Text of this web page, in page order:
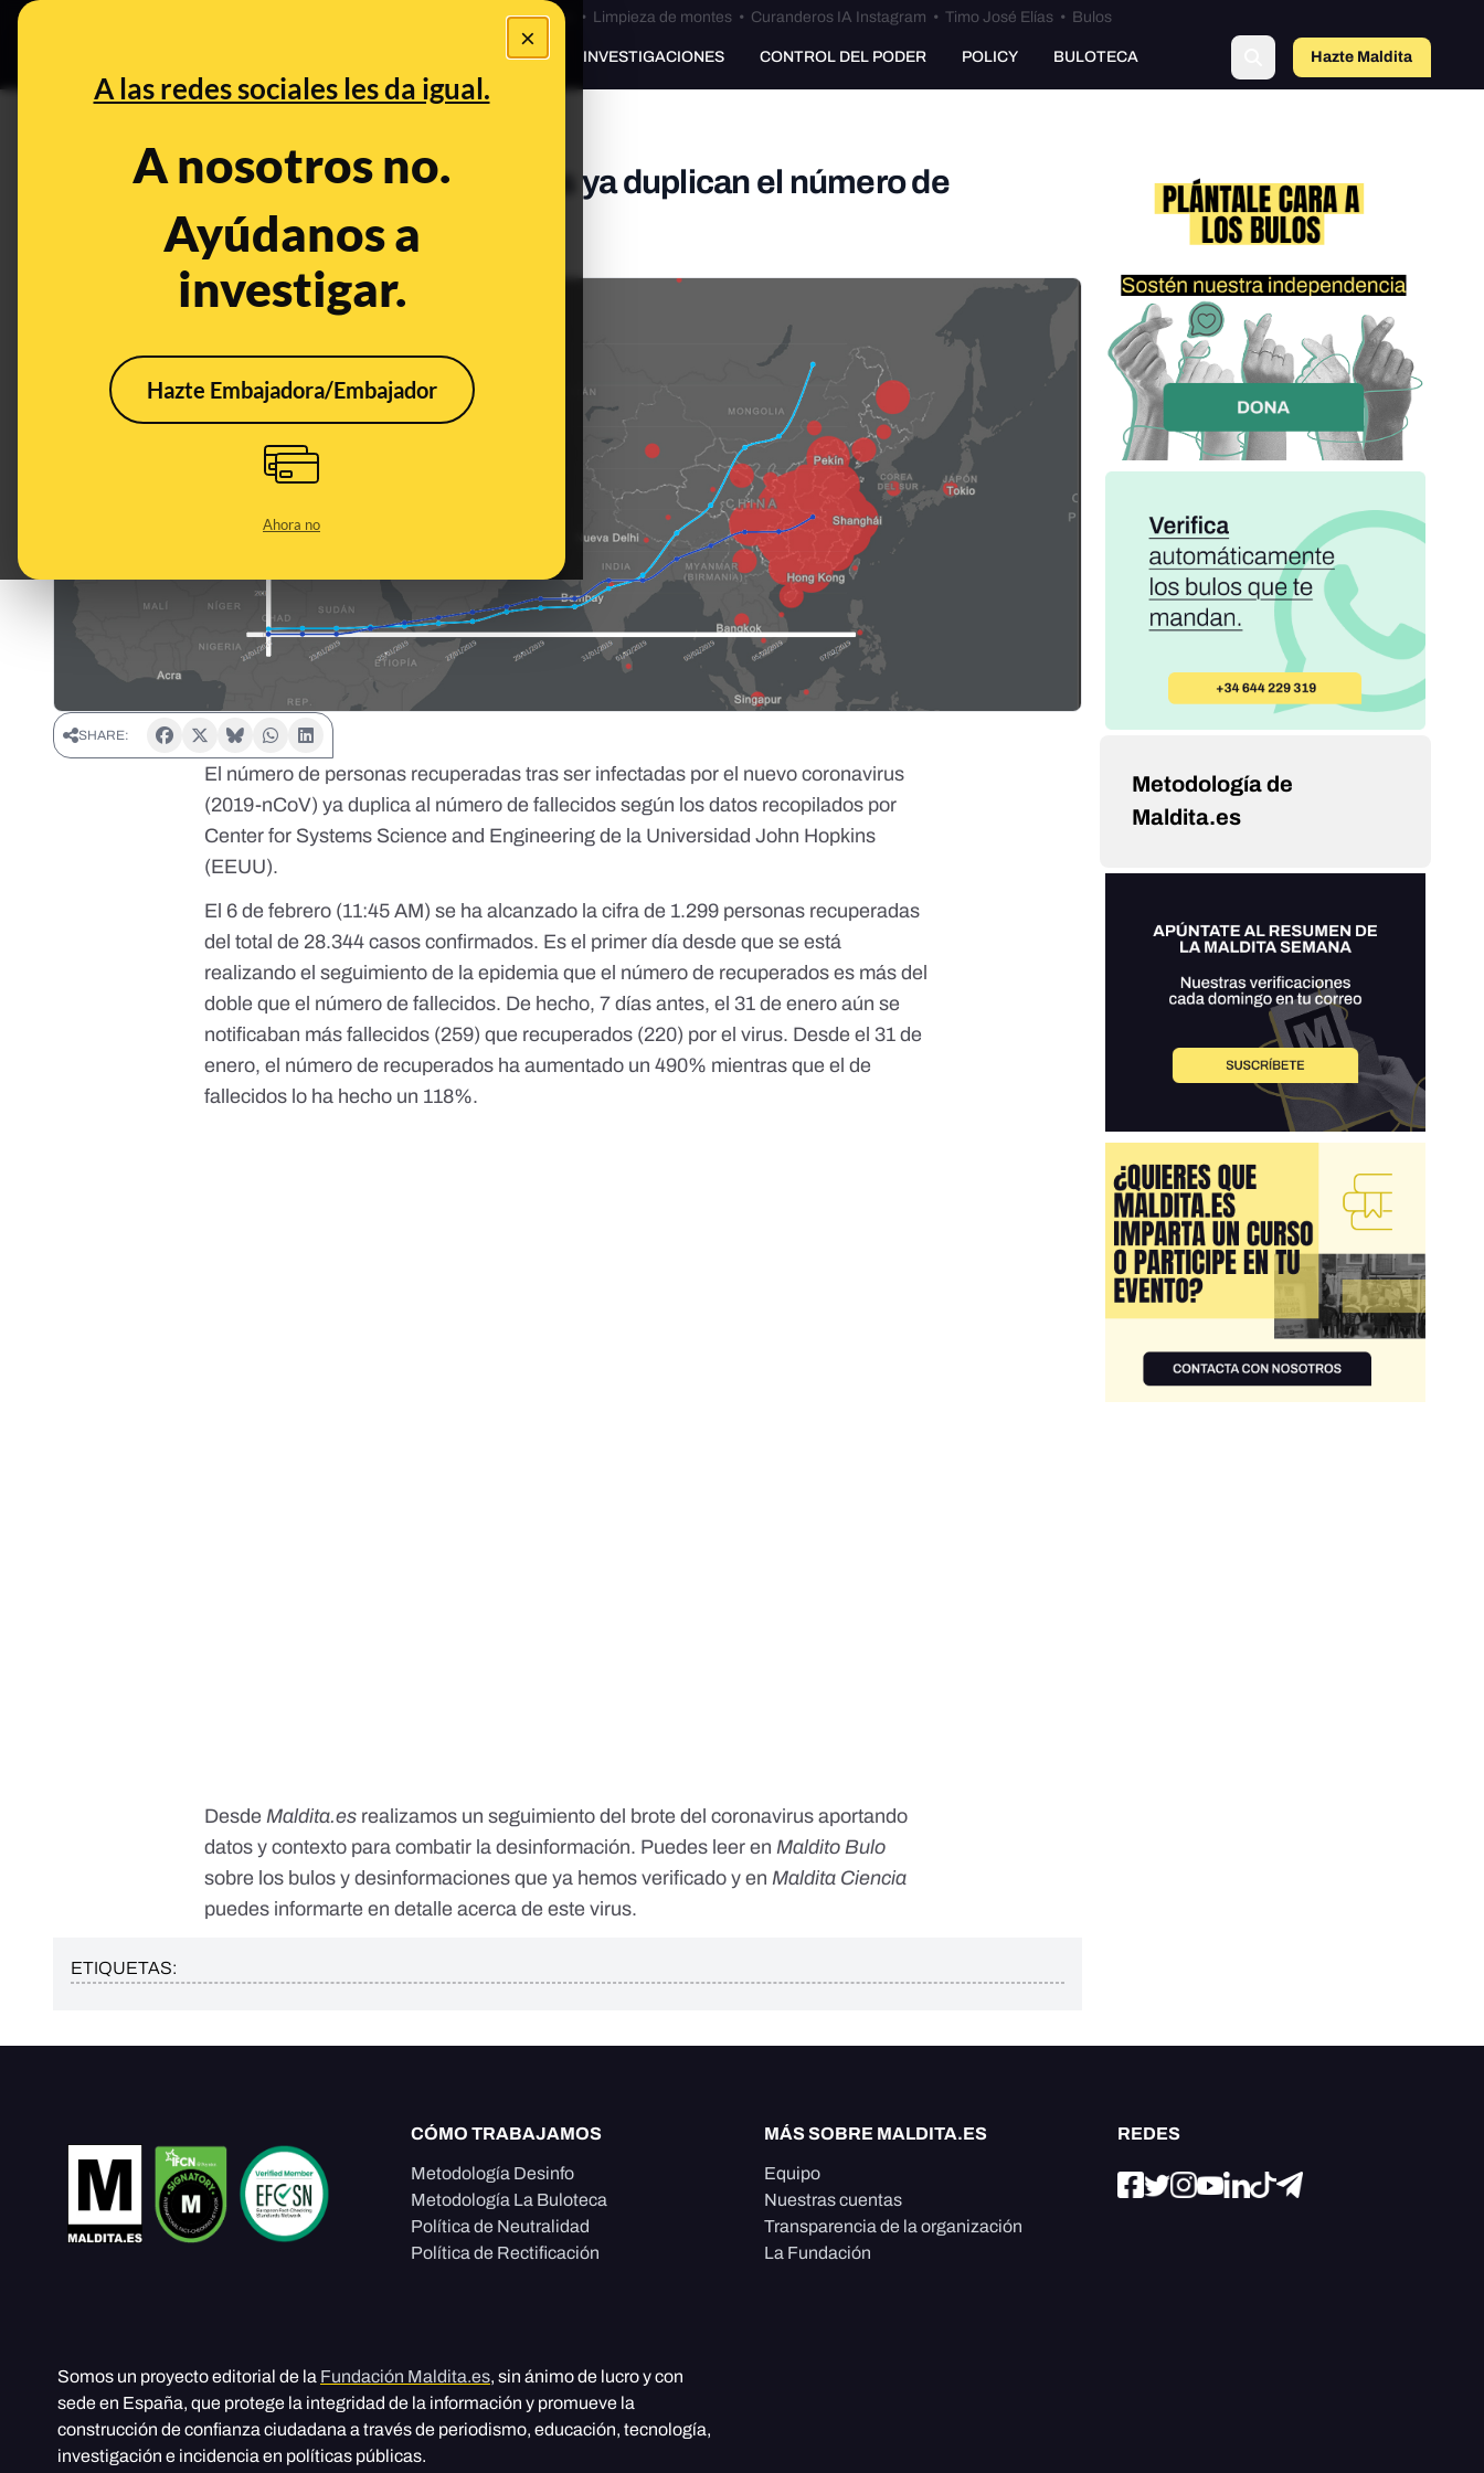
×
A las redes sociales les da igual.
A nosotros no.
Ayúdanos a
investigar.
Hazte Embajadora/Embajador
Ahora no
Bulos Ceuta • Limpieza de montes• Curanderos IA Instagram • Timo José Elías• Bulos
PREBUNKING INVESTIGACIONES CONTROL DEL PODER POLICY BULOTECA Hazte Maldita
Los recuperados por el coronavirus ya duplican el número de
fallecidos
Feb 6, 2020, 11:05:40 AM
SHARE:
El número de personas recuperadas tras ser infectadas por el nuevo coronavirus
(2019-nCoV) ya duplica al número de fallecidos según los datos recopilados por
Center for Systems Science and Engineering de la Universidad John Hopkins
(EEUU).
El 6 de febrero (11:45 AM) se ha alcanzado la cifra de 1.299 personas recuperadas
del total de 28.344 casos confirmados. Es el primer día desde que se está
realizando el seguimiento de la epidemia que el número de recuperados es más del
doble que el número de fallecidos. De hecho, 7 días antes, el 31 de enero aún se
notificaban más fallecidos (259) que recuperados (220) por el virus. Desde el 31 de
enero, el número de recuperados ha aumentado un 490% mientras que el de
fallecidos lo ha hecho un 118%.
DesdeMaldita.es realizamos un seguimiento del brote del coronavirus aportando
datos y contexto para combatir la desinformación. Puedes leer enMaldito Bulo
sobre los bulos y desinformaciones que ya hemos verificado y enMaldita Ciencia
puedes informarte en detalle acerca de este virus.
ETIQUETAS:
Metodología de
Maldita.es
CÓMO TRABAJAMOS
Metodología Desinfo
Metodología La Buloteca
Política de Neutralidad
Política de Rectificación
MÁS SOBRE MALDITA.ES
Equipo
Nuestras cuentas
Transparencia de la organización
La Fundación
REDES
Somos un proyecto editorial de la Fundación Maldita.es, sin ánimo de lucro y con
sede en España, que protege la integridad de la información y promueve la
construcción de confianza ciudadana a través de periodismo, educación, tecnología,
investigación e incidencia en políticas públicas.